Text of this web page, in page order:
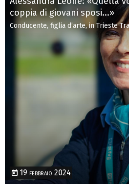
coppia di giovani sposi...»
Conducente, figlia d’arte, in Trieste
19 febbraio 2024